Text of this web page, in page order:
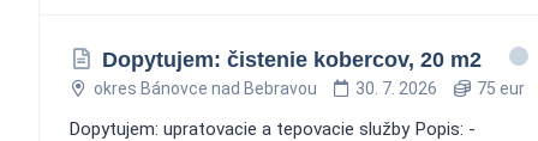
Dopytujem: čistenie kobercov, 20 m2
okres Bánovce nad Bebravou 30. 7. 2026 75 eur
Dopytujem: upratovacie a tepovacie služby Popis: -